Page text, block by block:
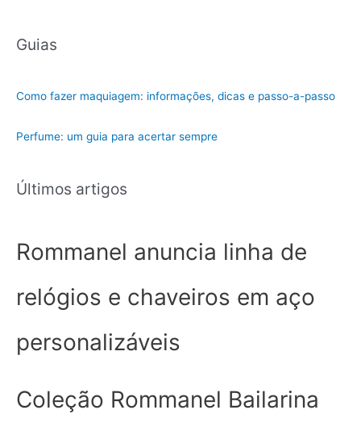
o
i
Guias
Como fazer maquiagem: informações, dicas e passo-a-passo
Perfume: um guia para acertar sempre
Últimos artigos
Rommanel anuncia linha de
relógios e chaveiros em aço
personalizáveis
Coleção Rommanel Bailarina